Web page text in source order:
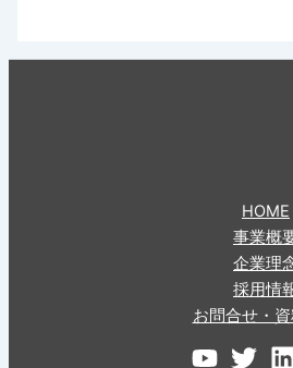
HOME
事業概
企業理
採用情
お問合せ・